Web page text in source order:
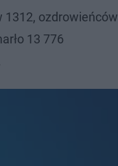
1312, ozdrowieńców
13 776